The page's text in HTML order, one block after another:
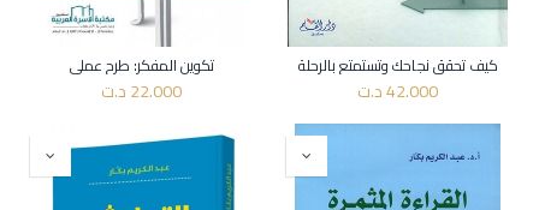
كيف تحقق نجاحك وتستمتع بالرحلة
42.000د.ت
تكوين المفكر: طرح عملي
22.000د.ت